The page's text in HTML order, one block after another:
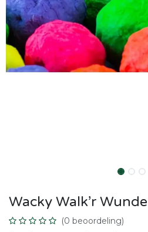
Wacky Walk’r
(0 beoordeling)